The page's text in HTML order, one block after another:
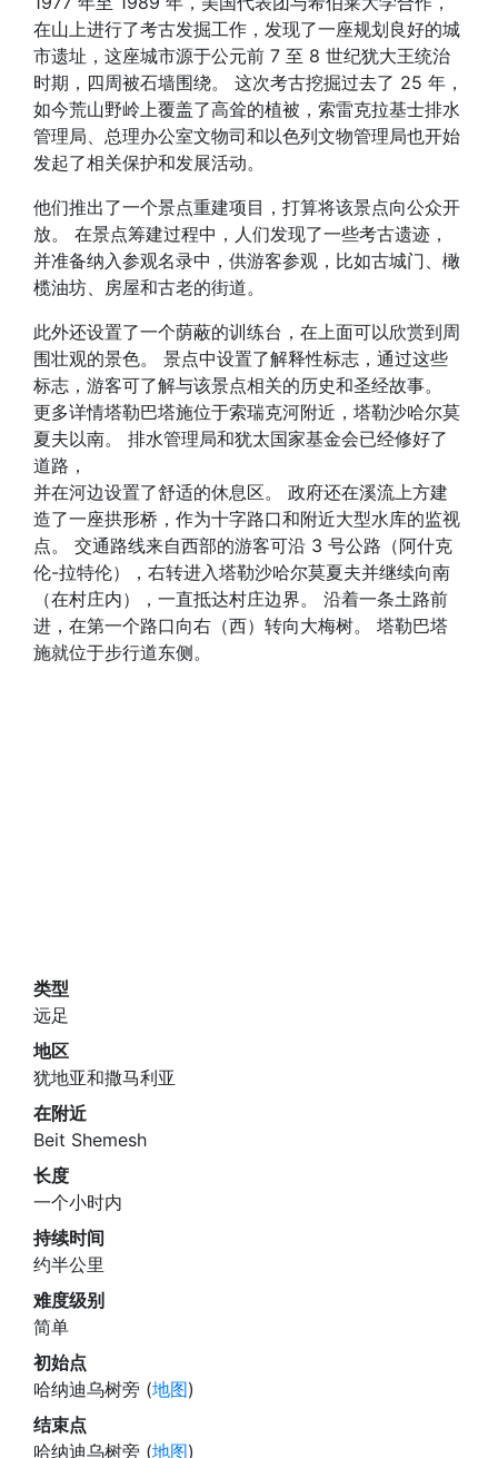
在山上进行了考古发掘工作，发现了一座规划良好的城
市遗址，这座城市源于公元前 7 至 8 世纪犹大王统治
时期，四周被石墙围绕。 这次考古挖掘过去了 25 年，
如今荒山野岭上覆盖了高耸的植被，索雷克拉基士排水
管理局、总理办公室文物司和以色列文物管理局也开始
发起了相关保护和发展活动。
他们推出了一个景点重建项目，打算将该景点向公众开
放。 在景点筹建过程中，人们发现了一些考古遗迹，
并准备纳入参观名录中，供游客参观，比如古城门、橄
榄油坊、房屋和古老的街道。
此外还设置了一个荫蔽的训练台，在上面可以欣赏到周
围壮观的景色。 景点中设置了解释性标志，通过这些
标志，游客可了解与该景点相关的历史和圣经故事。
更多详情塔勒巴塔施位于索瑞克河附近，塔勒沙哈尔莫
夏夫以南。 排水管理局和犹太国家基金会已经修好了
道路，
并在河边设置了舒适的休息区。 政府还在溪流上方建
造了一座拱形桥，作为十字路口和附近大型水库的监视
点。 交通路线来自西部的游客可沿 3 号公路（阿什克
伦-拉特伦），右转进入塔勒沙哈尔莫夏夫并继续向南
（在村庄内），一直抵达村庄边界。 沿着一条土路前
进，在第一个路口向右（西）转向大梅树。 塔勒巴塔
施就位于步行道东侧。
类型
远足
地区
犹地亚和撒马利亚
在附近
Beit Shemesh
长度
一个小时内
持续时间
约半公里
难度级别
简单
初始点
哈纳迪乌树旁 (地图)
结束点
哈纳迪乌树旁 (地图)